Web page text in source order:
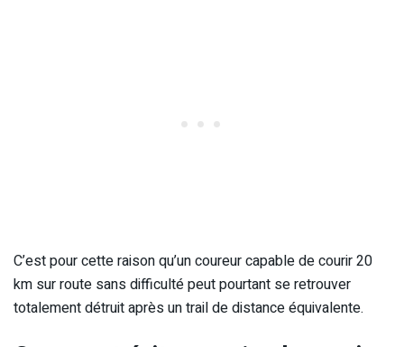
C’est pour cette raison qu’un coureur capable de courir 20
km sur route sans difficulté peut pourtant se retrouver
totalement détruit après un trail de distance équivalente.